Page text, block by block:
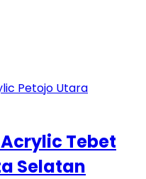
Tebet
Selatan